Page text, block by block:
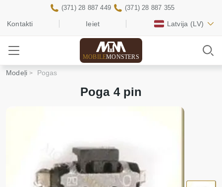
Kontakti Ieiet Latvija (LV)
(371) 28 887 449 (371) 28 887 355
MOBILEMONSTERS
Modeļi Pogas
Poga 4 pin